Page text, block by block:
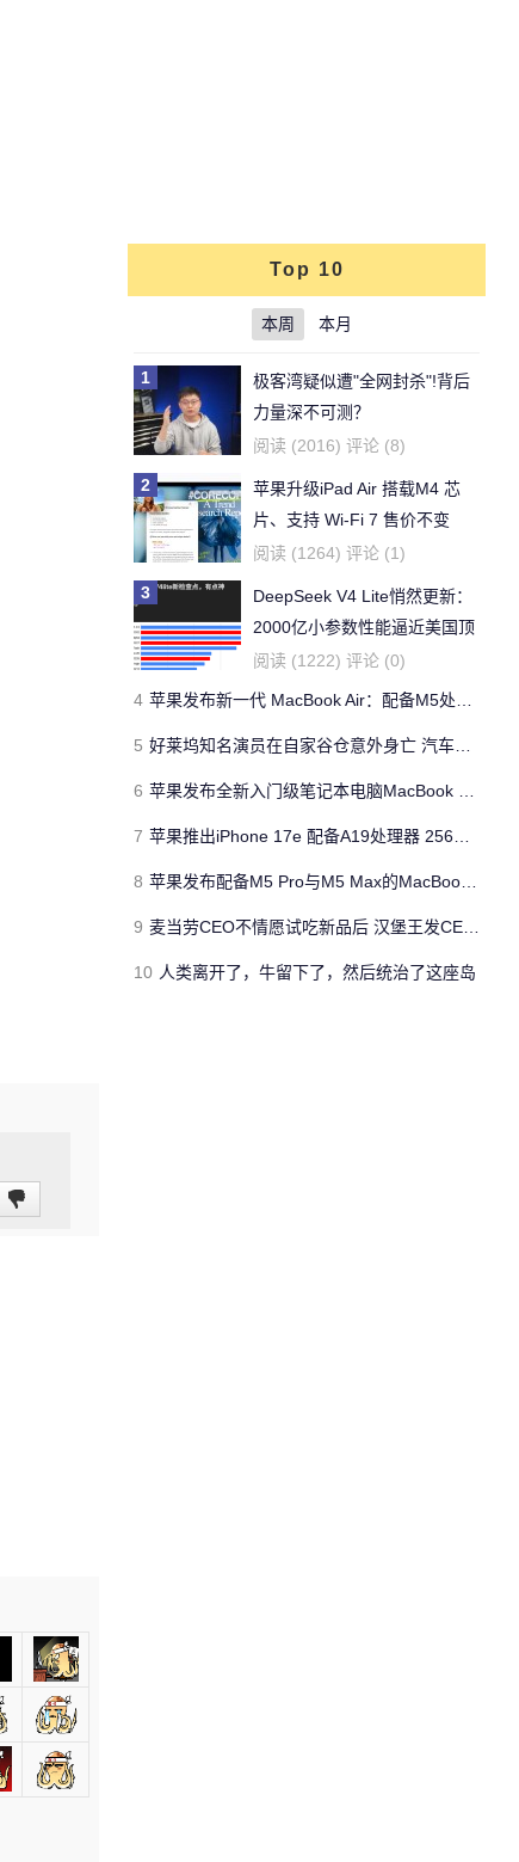
Top 10
本周 本月
1
极客湾疑似遭"全网封杀"!背后
力量深不可测？
阅读 (2016) 评论 (8)
2
苹果升级iPad Air 搭载M4 芯
片、支持 Wi‑Fi 7 售价不变
阅读 (1264) 评论 (1)
3
DeepSeek V4 Lite悄然更新：
2000亿小参数性能逼近美国顶
流
阅读 (1222) 评论 (0)
4 苹果发布新一代 MacBook Air：配备M5处理器 性能、存储与 AI 全面升级 ​
5 好莱坞知名演员在自家谷仓意外身亡 汽车搭电时突然自燃
6 苹果发布全新入门级笔记本电脑MacBook Neo 起售价599美元
7 苹果推出iPhone 17e 配备A19处理器 256GB容量起步 刘海屏依旧
8 苹果发布配备M5 Pro与M5 Max的MacBook Pro 本地AI能力再升级 ​
9 麦当劳CEO不情愿试吃新品后 汉堡王发CEO狠咬皇堡视频借势营销
10 人类离开了，牛留下了，然后统治了这座岛